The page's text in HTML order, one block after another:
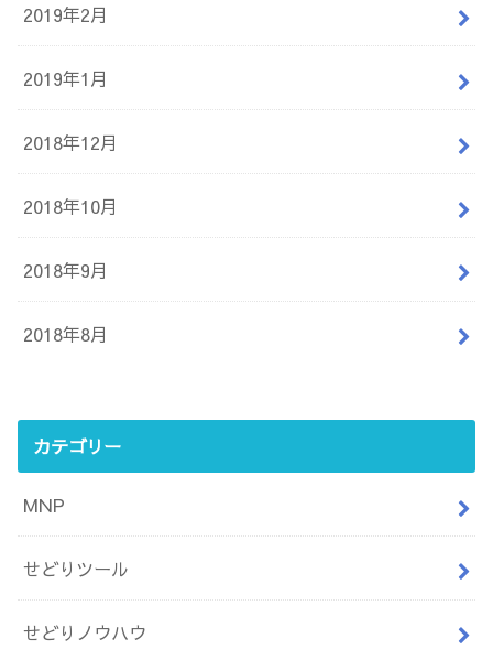
2019年2月
2019年1月
2018年12月
2018年10月
2018年9月
2018年8月
カテゴリー
MNP
せどりツール
せどりノウハウ